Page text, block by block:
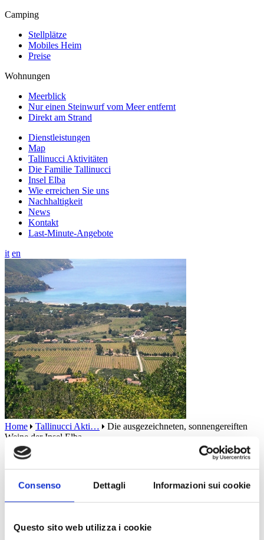
Consenso Dettagli Informazioni sui cookie
Questo sito web utilizza i cookie
Camping
Stellplätze
Mobiles Heim
Preise
Wohnungen
Meerblick
Nur einen Steinwurf vom Meer entfernt
Direkt am Strand
Dienstleistungen
Map
Tallinucci Aktivitäten
Die Familie Tallinucci
Insel Elba
Wie erreichen Sie uns
Nachhaltigkeit
News
Kontakt
Last-Minute-Angebote
it en
Home Tallinucci Akti…
Die ausgezeichneten, sonnengereiften
Weine der Insel Elba
Die ausgezeichneten,
sonnengereiften Weine der
Insel Elba